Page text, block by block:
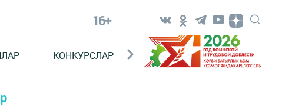
16+
КОНКУРСЛАР ТЕЛЕВИДЕНИЕ